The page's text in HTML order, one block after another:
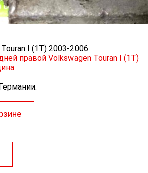
I (1T) 2003-2006
правой Volkswagen Touran I (1T)